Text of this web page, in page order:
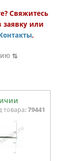
Свяжитесь
или
.
товара:79441